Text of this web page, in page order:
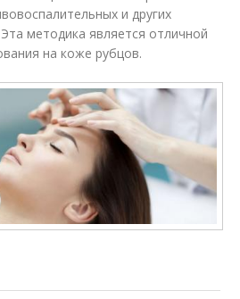
и других
методика является отличной
на коже рубцов.